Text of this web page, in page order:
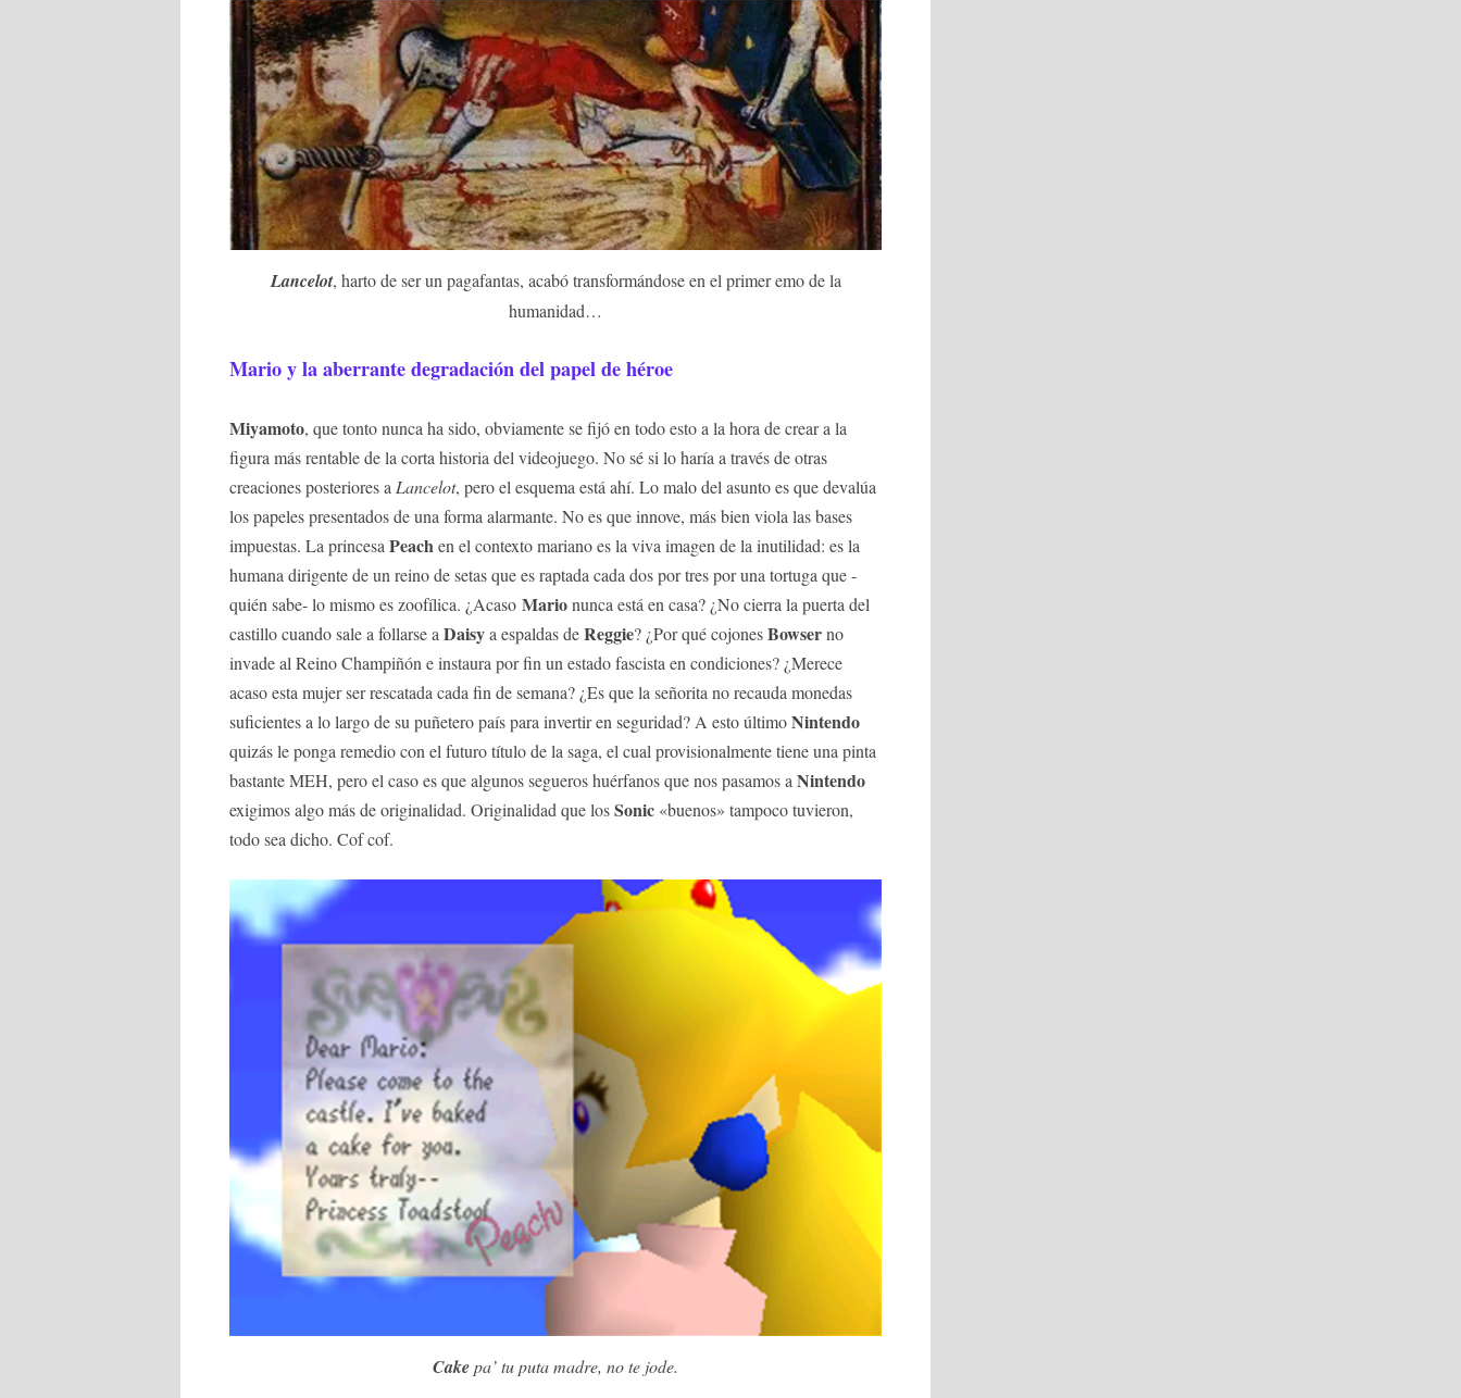
Lancelot, harto de ser un pagafantas, acabó transformándose en el primer emo de la
humanidad…
Mario y la aberrante degradación del papel de héroe
Miyamoto, que tonto nunca ha sido, obviamente se fijó en todo esto a la hora de crear a la
figura más rentable de la corta historia del videojuego. No sé si lo haría a través de otras
creaciones posteriores a Lancelot, pero el esquema está ahí. Lo malo del asunto es que devalúa
los papeles presentados de una forma alarmante. No es que innove, más bien viola las bases
impuestas. La princesa Peachen el contexto mariano es la viva imagen de la inutilidad: es la
humana dirigente de un reino de setas que es raptada cada dos por tres por una tortuga que -
quién sabe- lo mismo es zoofílica. ¿Acaso Marionunca está en casa? ¿No cierra la puerta del
castillo cuando sale a follarse a Daisya espaldas deReggie? ¿Por qué cojonesBowserno
invade al Reino Champiñón e instaura por fin un estado fascista en condiciones? ¿Merece
acaso esta mujer ser rescatada cada fin de semana? ¿Es que la señorita no recauda monedas
suficientes a lo largo de su puñetero país para invertir en seguridad? A esto últimoNintendo
quizás le ponga remedio con el futuro título de la saga, el cual provisionalmente tiene una pinta
bastante MEH, pero el caso es que algunos segueros huérfanos que nos pasamos a Nintendo
exigimos algo más de originalidad. Originalidad que losSonic «buenos» tampoco tuvieron,
todo sea dicho. Cof cof.
Cakepa’ tu puta madre, no te jode.